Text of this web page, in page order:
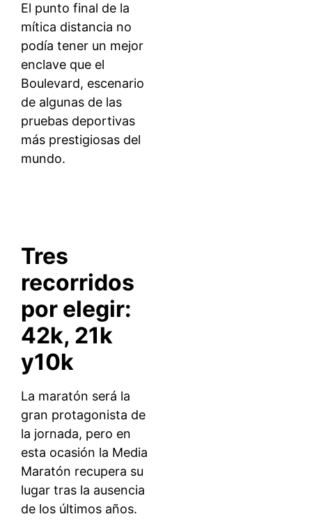
El punto final de la
mítica distancia no
podía tener un mejor
enclave que el
Boulevard, escenario
de algunas de las
pruebas deportivas
más prestigiosas del
mundo.
Tres
recorridos
por elegir:
42k, 21k
y10k
La maratón será la
gran protagonista de
la jornada, pero en
esta ocasión la Media
Maratón recupera su
lugar tras la ausencia
de los últimos años.